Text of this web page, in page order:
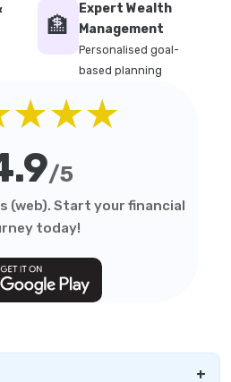
🏦
Expert Wealth
Management
Personalised goal-
based planning
/5
(web). Start your financial
today!
+